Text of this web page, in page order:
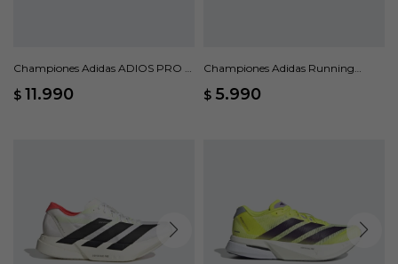
Championes Adidas ADIOS PRO 4
$ 11.990
Championes Adidas Running
$ 5.990